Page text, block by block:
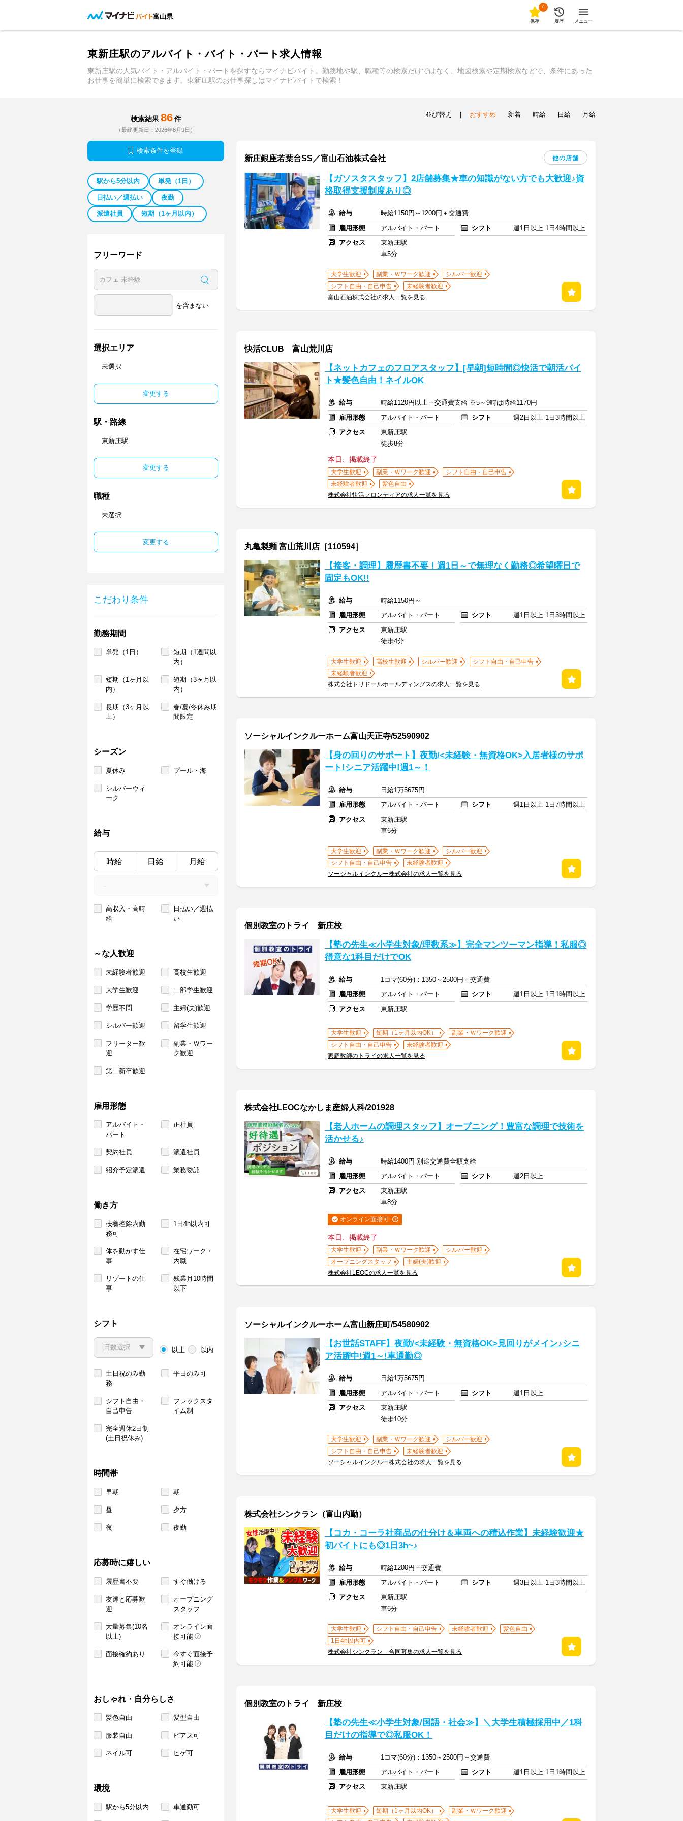
富山県
0
保存 履歴 メニュー
東新庄駅のアルバイト・バイト・パート求人情報
東新庄駅の人気バイト・アルバイト・パートを探すならマイナビバイト。勤務地や駅、職種等の検索だけではなく、地図検索や定期検索などで、条件にあった
お仕事を簡単に検索できます。東新庄駅のお仕事探しはマイナビバイトで検索！
検索結果 86 件
（最終更新日：2026年8月9日）
検索条件を登録
駅から5分以内 単発（1日）
日払い／週払い 夜勤
派遣社員 短期（1ヶ月以内）
フリーワード
を含まない
選択エリア
未選択
変更する
駅・路線
東新庄駅
変更する
職種
未選択
変更する
こだわり条件
勤務期間
単発（1日）
短期（1週間以
内）
短期（1ヶ月以
内）
短期（3ヶ月以
内）
長期（3ヶ月以
上）
春/夏/冬休み期
間限定
シーズン
夏休み プール・海
シルバーウィ
ーク
給与
時給 日給 月給
高収入・高時
給
日払い／週払
い
～な人歓迎
未経験者歓迎 高校生歓迎
大学生歓迎 二部学生歓迎
学歴不問 主婦(夫)歓迎
シルバー歓迎 留学生歓迎
フリーター歓
迎
副業・Ｗワー
ク歓迎
第二新卒歓迎
雇用形態
アルバイト・
パート
正社員
契約社員 派遣社員
紹介予定派遣 業務委託
働き方
扶養控除内勤
務可
1日4h以内可
体を動かす仕
事
在宅ワーク・
内職
リゾートの仕
事
残業月10時間
以下
シフト
以上 以内
土日祝のみ勤
務
平日のみ可
シフト自由・
自己申告
フレックスタ
イム制
完全週休2日制
(土日祝休み)
時間帯
早朝 朝
昼 夕方
夜 夜勤
応募時に嬉しい
履歴書不要 すぐ働ける
友達と応募歓
迎
オープニング
スタッフ
大量募集(10名
以上)
オンライン面
接可能
面接確約あり
今すぐ面接予
約可能
おしゃれ・自分らしさ
髪色自由 髪型自由
服装自由 ピアス可
ネイル可 ヒゲ可
環境
駅から5分以内 車通勤可
並び替え おすすめ 新着 時給 日給 月給
新庄銀座若葉台SS／富山石油株式会社 他の店舗
【ガソスタスタッフ】2店舗募集★車の知識がない方でも大歓迎♪資
格取得支援制度あり◎
給与
時給1150円～1200円＋交通費
雇用形態
アルバイト・パート シフト
週1日以上 1日4時間以上
アクセス
東新庄駅
車5分
大学生歓迎 副業・Ｗワーク歓迎
シルバー歓迎
シフト自由・自己申告
未経験者歓迎
富山石油株式会社の求人一覧を見る
快活CLUB 富山荒川店
【ネットカフェのフロアスタッフ】[早朝]短時間◎快活で朝活バイ
ト★髪色自由！ネイルOK
給与
時給1120円以上＋交通費支給 ※5～9時は時給1170円
雇用形態
アルバイト・パート シフト
週2日以上 1日3時間以上
アクセス
東新庄駅
徒歩8分
本日、掲載終了
大学生歓迎 副業・Ｗワーク歓迎
シフト自由・自己申告
未経験者歓迎
髪色自由
株式会社快活フロンティアの求人一覧を見る
丸亀製麺 富山荒川店［110594］
【接客・調理】履歴書不要！週1日～で無理なく勤務◎希望曜日で
固定もOK!!
給与
時給1150円～
雇用形態
アルバイト・パート シフト
週1日以上 1日3時間以上
アクセス
東新庄駅
徒歩4分
大学生歓迎 高校生歓迎 シルバー歓迎
シフト自由・自己申告
未経験者歓迎
株式会社トリドールホールディングスの求人一覧を見る
ソーシャルインクルーホーム富山天正寺/52590902
【身の回りのサポート】夜勤/<未経験・無資格OK>入居者様のサポ
ート!シニア活躍中!週1～！
給与
日給1万5675円
雇用形態
アルバイト・パート シフト
週1日以上 1日7時間以上
アクセス
東新庄駅
車6分
大学生歓迎 副業・Ｗワーク歓迎
シルバー歓迎
シフト自由・自己申告
未経験者歓迎
ソーシャルインクルー株式会社の求人一覧を見る
個別教室のトライ 新庄校
【塾の先生≪小学生対象/理数系≫】完全マンツーマン指導！私服◎
得意な1科目だけでOK
給与
1コマ(60分)：1350～2500円＋交通費
雇用形態
アルバイト・パート シフト
週1日以上 1日1時間以上
アクセス
東新庄駅
大学生歓迎 短期（1ヶ月以内OK）
副業・Ｗワーク歓迎
シフト自由・自己申告
未経験者歓迎
家庭教師のトライの求人一覧を見る
株式会社LEOCなかしま産婦人科/201928
【老人ホームの調理スタッフ】オープニング！豊富な調理で技術を
活かせる♪
給与
時給1400円 別途交通費全額支給
雇用形態
アルバイト・パート シフト
週2日以上
アクセス
東新庄駅
車8分
オンライン面接可
本日、掲載終了
大学生歓迎 副業・Ｗワーク歓迎
シルバー歓迎
オープニングスタッフ
主婦(夫)歓迎
株式会社LEOCの求人一覧を見る
ソーシャルインクルーホーム富山新庄町/54580902
【お世話STAFF】夜勤/<未経験・無資格OK>見回りがメイン♪シニ
ア活躍中!週1～!車通勤◎
給与
日給1万5675円
雇用形態
アルバイト・パート シフト
週1日以上
アクセス
東新庄駅
徒歩10分
大学生歓迎 副業・Ｗワーク歓迎
シルバー歓迎
シフト自由・自己申告
未経験者歓迎
ソーシャルインクルー株式会社の求人一覧を見る
株式会社シンクラン（富山内勤）
【コカ・コーラ社商品の仕分け＆車両への積込作業】未経験歓迎★
初バイトにも◎1日3h~♪
給与
時給1200円＋交通費
雇用形態
アルバイト・パート シフト
週3日以上 1日3時間以上
アクセス
東新庄駅
車6分
大学生歓迎 シフト自由・自己申告 未経験者歓迎
髪色自由
1日4h以内可
株式会社シンクラン 合同募集の求人一覧を見る
個別教室のトライ 新庄校
【塾の先生≪小学生対象/国語・社会≫】＼大学生積極採用中／1科
目だけの指導で◎私服OK！
給与
1コマ(60分)：1350～2500円＋交通費
雇用形態
アルバイト・パート シフト
週1日以上 1日1時間以上
アクセス
東新庄駅
大学生歓迎 短期（1ヶ月以内OK）
副業・Ｗワーク歓迎